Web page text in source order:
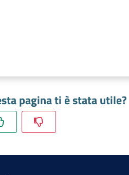
pagina ti è stata utile?